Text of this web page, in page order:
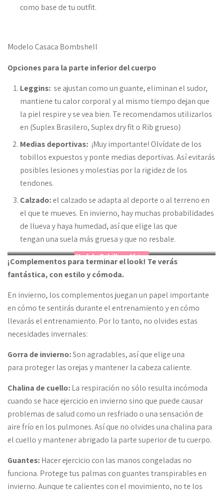
como base de tu outfit.
Modelo Casaca Bombshell
Opciones para la parte inferior del cuerpo
Leggins: se ajustan como un guante, eliminan el sudor,
mantiene tu calor corporal y al mismo tiempo dejan que
la piel respire y se vea bien. Te recomendamos utilizarlos
en (Suplex Brasilero, Suplex dry fit o Rib grueso)
Medias deportivas: ¡Muy importante! Olvídate de los
tobillos expuestos y ponte medias deportivas. Así evitarás
posibles lesiones y molestias por la rigidez de los
tendones.
Calzado:el calzado se adapta al deporte o al terreno en
el que te mueves. En invierno, hay muchas probabilidades
de llueva y haya humedad, así que elige las que
tengan una suela más gruesa y que no resbale.
Modelo Tobillero Africa
¡Complementos para terminar el look! Te verás
fantástica, con estilo y cómoda.
En invierno, los complementos juegan un papel importante
en cómo te sentirás durante el entrenamiento y en cómo
llevarás el entrenamiento. Por lo tanto, no olvides estas
necesidades invernales:
Gorra de invierno:Son agradables, así que elige una
para proteger las orejas y mantener la cabeza caliente.
Chalina de cuello:La respiración no sólo resulta incómoda
cuando se hace ejercicio en invierno sino que puede causar
problemas de salud como un resfriado o una sensación de
aire frío en los pulmones. Así que no olvides una chalina para
el cuello y mantener abrigado la parte superior de tu cuerpo.
Guantes:Hacer ejercicio con las manos congeladas no
funciona. Protege tus palmas con guantes transpirables en
invierno. Aunque te calientes con el movimiento, no te los